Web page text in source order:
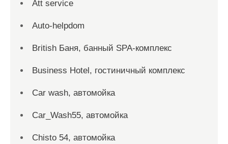
Att service
Auto-helpdom
British Баня, банный SPA-комплекс
Business Hotel, гостиничный комплекс
Car wash, автомойка
Car_Wash55, автомойка
Chisto 54, автомойка